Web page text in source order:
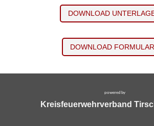
DOWNLOAD
DOWNLOAD
powered by
Kreisfeuerwehrverband